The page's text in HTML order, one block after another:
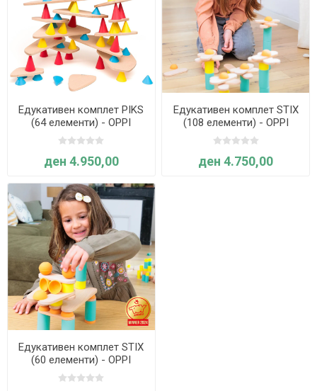
Едукативен комплет PIKS
(64 елементи) - OPPI
ден 4.950,00
Едукативен комплет STIX
(108 елементи) - OPPI
ден 4.750,00
Едукативен комплет STIX
(60 елементи) - OPPI